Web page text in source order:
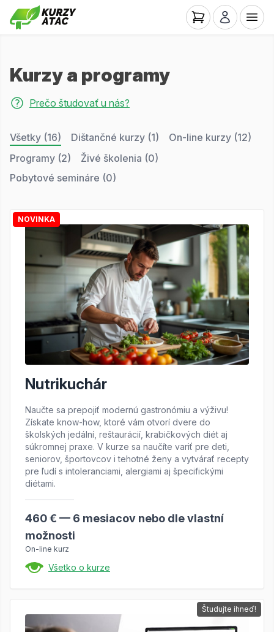
Kurzy a programy
Prečo študovať u nás?
Všetky (16) Dištančné kurzy (1)
On-line kurzy (12)
Programy (2)
Živé školenia (0)
Pobytové semináre (0)
NOVINKA
Nutrikuchár
Naučte sa prepojiť modernú gastronómiu a výživu!
Získate know-how, ktoré vám otvorí dvere do
školských jedální, reštaurácií, krabičkových diét aj
súkromnej praxe. V kurze sa naučíte variť pre deti,
seniorov, športovcov i tehotné ženy a vytvárať recepty
pre ľudí s intoleranciami, alergiami aj špecifickými
diétami.
460 € — 6 mesiacov nebo dle vlastní
možnosti
On-line kurz
Všetko o kurze
Študujte ihneď!